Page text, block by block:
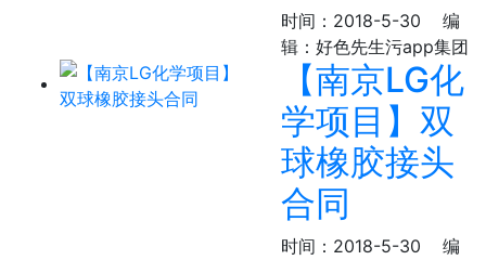
时间：2018-5-30
编
辑：好色先生污app集团
【南京LG化
学项目】双
球橡胶接头
合同
时间：2018-5-30
编